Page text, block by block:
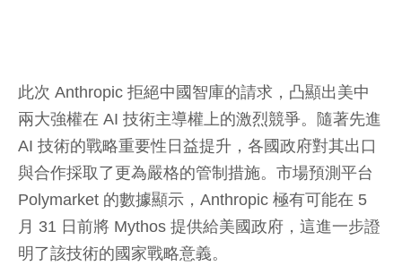
此次 Anthropic 拒絕中國智庫的請求，凸顯出美中
兩大強權在 AI 技術主導權上的激烈競爭。隨著先進
AI 技術的戰略重要性日益提升，各國政府對其出口
與合作採取了更為嚴格的管制措施。市場預測平台
Polymarket 的數據顯示，Anthropic 極有可能在 5
月 31 日前將 Mythos 提供給美國政府，這進一步證
明了該技術的國家戰略意義。